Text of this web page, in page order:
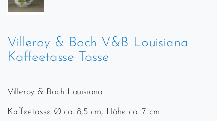
Villeroy & Boch V&B Louisiana
Kaffeetasse Tasse
Villeroy & Boch Louisiana
Kaffeetasse Ø ca. 8,5 cm, Höhe ca. 7 cm